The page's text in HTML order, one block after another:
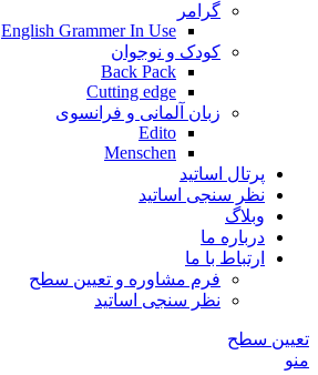
گرامر
English Grammer In Use
کودک و نوجوان
Back Pack
Cutting edge
زبان آلمانی و فرانسوی
Edito
Menschen
پرتال اساتید
نظر سنجی اساتید
وبلاگ
درباره ما
ارتباط با ما
فرم مشاوره و تعیین سطح
نظر سنجی اساتید
تعیین سطح
منو